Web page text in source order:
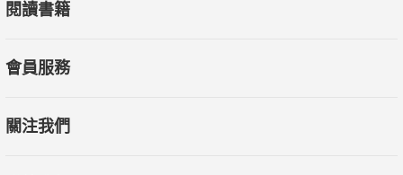
閱讀書籍
會員服務
關注我們